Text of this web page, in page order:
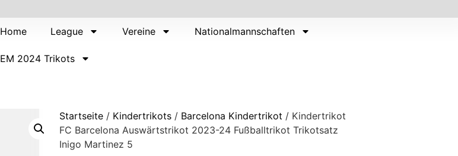
Home League Vereine Nationalmannschaften
EM 2024 Trikots
Startseite / Kindertrikots / Barcelona Kindertrikot / Kindertrikot
FC Barcelona Auswärtstrikot 2023-24 Fußballtrikot Trikotsatz
Inigo Martinez 5